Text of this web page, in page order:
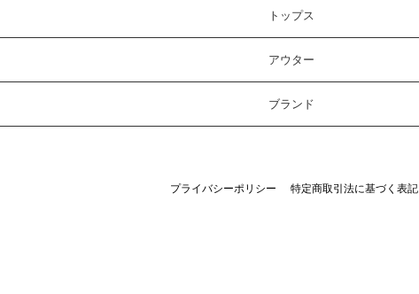
トップス
アウター
ブランド
プライバシーポリシー 特定商取引法に基づく表記